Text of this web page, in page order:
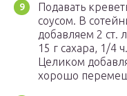
Подавать
соусом. В
добавляем 2 ст.
15 г сахара, 1/4
Целиком
хорошо